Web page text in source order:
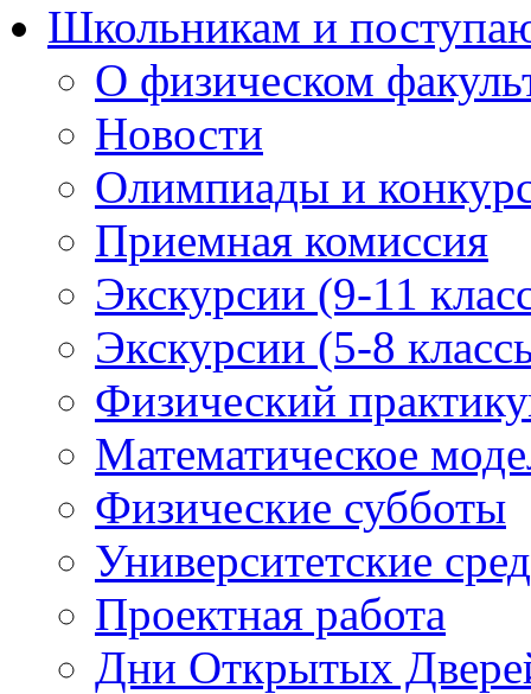
Школьникам и
О физическом
Новости
Олимпиады и
Приемная комиссия
Экскурсии (9-11
Экскурсии (5-8
Физический
Математическое
Физические субботы
Университетские
Проектная работа
Дни Открытых